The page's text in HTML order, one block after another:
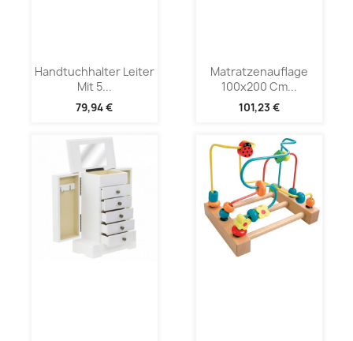
Handtuchhalter Leiter
Mit 5...
79,94 €
Matratzenauflage
100x200 Cm...
101,23 €